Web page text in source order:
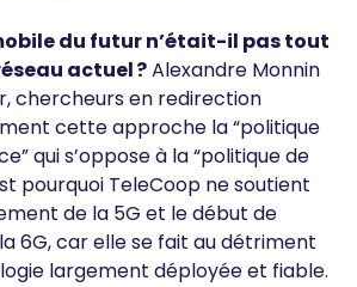
du futur n’était-il pas tout
actuel ?Alexandre Monnin
chercheurs en redirection
cette approche la “politique
qui s’oppose à la “politique de
pourquoi TeleCoop ne soutient
de la 5G et le début de
6G, car elle se fait au détriment
largement déployée et fiable.